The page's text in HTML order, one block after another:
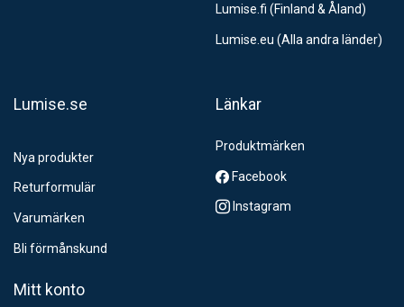
Lumise.fi (Finland & Åland)
Lumise.eu (Alla andra länder)
Lumise.se
Nya produkter
Returformulär
Varumärken
Bli förmånskund
Länkar
Produktmärken
Facebook
Instagram
Mitt konto